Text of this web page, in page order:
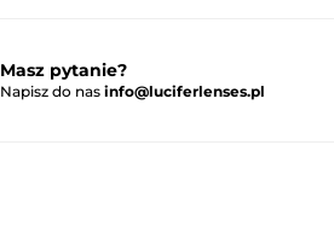
Masz pytanie?
Napisz do nas info@luciferlenses.pl